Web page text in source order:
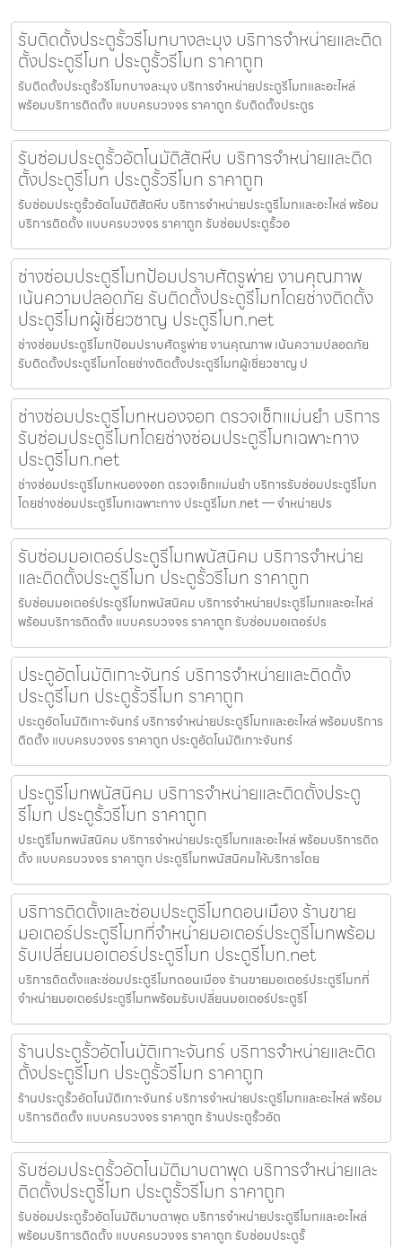
รับติดตั้งประตูรั้วรีโมทบางละมุง บริการจำหน่ายและติด
ตั้งประตูรีโมท ประตูรั้วรีโมท ราคาถูก
รับติดตั้งประตูรั้วรีโมทบางละมุง บริการจำหน่ายประตูรีโมทและอะไหล่
พร้อมบริการติดตั้ง แบบครบวงจร ราคาถูก รับติดตั้งประตูร
รับซ่อมประตูรั้วอัตโนมัติสัตหีบ บริการจำหน่ายและติด
ตั้งประตูรีโมท ประตูรั้วรีโมท ราคาถูก
รับซ่อมประตูรั้วอัตโนมัติสัตหีบ บริการจำหน่ายประตูรีโมทและอะไหล่ พร้อม
บริการติดตั้ง แบบครบวงจร ราคาถูก รับซ่อมประตูรั้วอ
ช่างซ่อมประตูรีโมทป้อมปราบศัตรูพ่าย งานคุณภาพ
เน้นความปลอดภัย รับติดตั้งประตูรีโมทโดยช่างติดตั้ง
ประตูรีโมทผู้เชี่ยวชาญ ประตูรีโมท.net
ช่างซ่อมประตูรีโมทป้อมปราบศัตรูพ่าย งานคุณภาพ เน้นความปลอดภัย
รับติดตั้งประตูรีโมทโดยช่างติดตั้งประตูรีโมทผู้เชี่ยวชาญ ป
ช่างซ่อมประตูรีโมทหนองจอก ตรวจเช็กแม่นยำ บริการ
รับซ่อมประตูรีโมทโดยช่างซ่อมประตูรีโมทเฉพาะทาง
ประตูรีโมท.net
ช่างซ่อมประตูรีโมทหนองจอก ตรวจเช็กแม่นยำ บริการรับซ่อมประตูรีโมท
โดยช่างซ่อมประตูรีโมทเฉพาะทาง ประตูรีโมท.net — จำหน่ายปร
รับซ่อมมอเตอร์ประตูรีโมทพนัสนิคม บริการจำหน่าย
และติดตั้งประตูรีโมท ประตูรั้วรีโมท ราคาถูก
รับซ่อมมอเตอร์ประตูรีโมทพนัสนิคม บริการจำหน่ายประตูรีโมทและอะไหล่
พร้อมบริการติดตั้ง แบบครบวงจร ราคาถูก รับซ่อมมอเตอร์ปร
ประตูอัตโนมัติเกาะจันทร์ บริการจำหน่ายและติดตั้ง
ประตูรีโมท ประตูรั้วรีโมท ราคาถูก
ประตูอัตโนมัติเกาะจันทร์ บริการจำหน่ายประตูรีโมทและอะไหล่ พร้อมบริการ
ติดตั้ง แบบครบวงจร ราคาถูก ประตูอัตโนมัติเกาะจันทร์
ประตูรีโมทพนัสนิคม บริการจำหน่ายและติดตั้งประตู
รีโมท ประตูรั้วรีโมท ราคาถูก
ประตูรีโมทพนัสนิคม บริการจำหน่ายประตูรีโมทและอะไหล่ พร้อมบริการติด
ตั้ง แบบครบวงจร ราคาถูก ประตูรีโมทพนัสนิคมให้บริการโดย
บริการติดตั้งและซ่อมประตูรีโมทดอนเมือง ร้านขาย
มอเตอร์ประตูรีโมทที่จำหน่ายมอเตอร์ประตูรีโมทพร้อม
รับเปลี่ยนมอเตอร์ประตูรีโมท ประตูรีโมท.net
บริการติดตั้งและซ่อมประตูรีโมทดอนเมือง ร้านขายมอเตอร์ประตูรีโมทที่
จำหน่ายมอเตอร์ประตูรีโมทพร้อมรับเปลี่ยนมอเตอร์ประตูรีโ
ร้านประตูรั้วอัตโนมัติเกาะจันทร์ บริการจำหน่ายและติด
ตั้งประตูรีโมท ประตูรั้วรีโมท ราคาถูก
ร้านประตูรั้วอัตโนมัติเกาะจันทร์ บริการจำหน่ายประตูรีโมทและอะไหล่ พร้อม
บริการติดตั้ง แบบครบวงจร ราคาถูก ร้านประตูรั้วอัต
รับซ่อมประตูรั้วอัตโนมัติมาบตาพุด บริการจำหน่ายและ
ติดตั้งประตูรีโมท ประตูรั้วรีโมท ราคาถูก
รับซ่อมประตูรั้วอัตโนมัติมาบตาพุด บริการจำหน่ายประตูรีโมทและอะไหล่
พร้อมบริการติดตั้ง แบบครบวงจร ราคาถูก รับซ่อมประตูรั้